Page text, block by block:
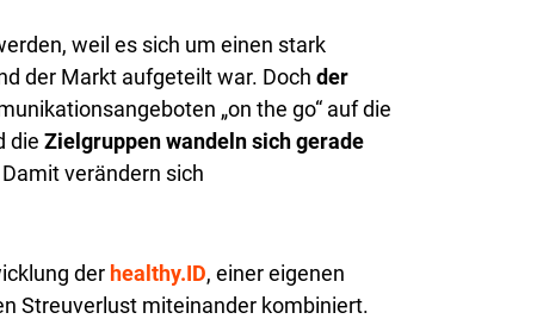
weil es sich um einen stark
der Markt aufgeteilt war. Doch der
„on the go“ auf die
die Zielgruppen wandeln sich gerade
verändern sich
der healthy.ID, einer eigenen
Streuverlust miteinander kombiniert.